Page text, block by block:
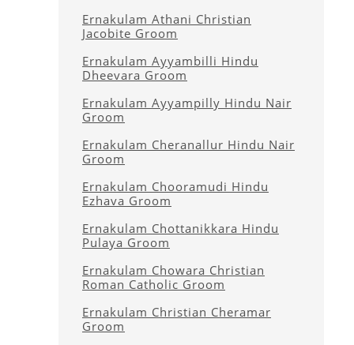
Ernakulam Athani Christian
Jacobite Groom
Ernakulam Ayyambilli Hindu
Dheevara Groom
Ernakulam Ayyampilly Hindu Nair
Groom
Ernakulam Cheranallur Hindu Nair
Groom
Ernakulam Chooramudi Hindu
Ezhava Groom
Ernakulam Chottanikkara Hindu
Pulaya Groom
Ernakulam Chowara Christian
Roman Catholic Groom
Ernakulam Christian Cheramar
Groom